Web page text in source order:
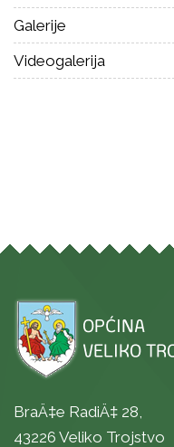
Galerije
Videogalerija
BraÄ‡e RadiÄ‡ 28,
43226 Veliko Trojstvo